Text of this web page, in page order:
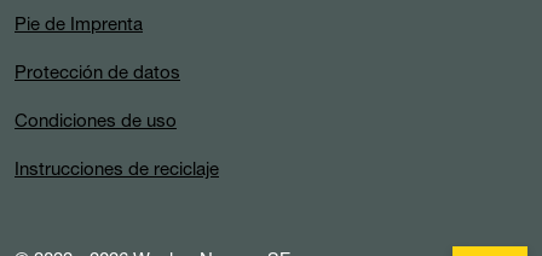
Pie de Imprenta
Protección de datos
Condiciones de uso
Instrucciones de reciclaje